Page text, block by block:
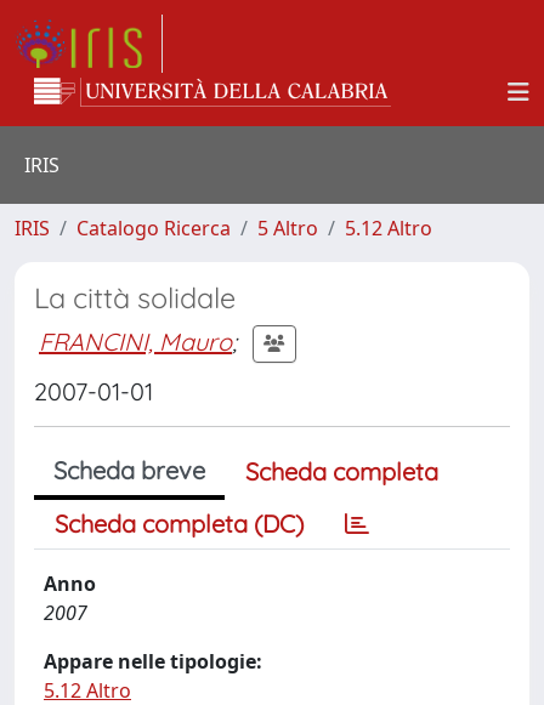
IRIS
IRIS Catalogo Ricerca 5 Altro 5.12 Altro
La città solidale
FRANCINI, Mauro;
2007-01-01
Scheda breve
Scheda completa
Scheda completa (DC)
Anno
2007
Appare nelle tipologie:
5.12 Altro